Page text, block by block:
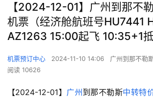
【2024-12-01】广州到那不
机票（经济舱航班号HU7441
AZ1263 15:00起飞 10:35+1抵
机票预订中心 2024-11-10 14:06
广州到那不勒
阅读 10626
【2024-12-01】 广州 到那不勒斯中转特